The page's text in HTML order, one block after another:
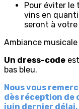
Pour éviter le
vins en
seront à
Ambiance
Un dress-code
bas bleu.
Nous vous
dès réception
juin dernier